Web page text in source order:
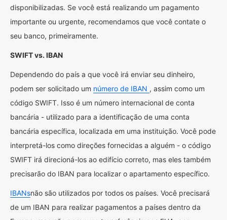
disponibilizadas. Se você está realizando um pagamento
importante ou urgente, recomendamos que você contate o
seu banco, primeiramente.
SWIFT vs. IBAN
Dependendo do país a que você irá enviar seu dinheiro,
podem ser solicitado um número de IBAN , assim como um
código SWIFT. Isso é um número internacional de conta
bancária - utilizado para a identificação de uma conta
bancária específica, localizada em uma instituição. Você pode
interpretá-los como direções fornecidas a alguém - o código
SWIFT irá direcioná-los ao edifício correto, mas eles também
precisarão do IBAN para localizar o apartamento específico.
IBANsnão são utilizados por todos os países. Você precisará
de um IBAN para realizar pagamentos a países dentro da